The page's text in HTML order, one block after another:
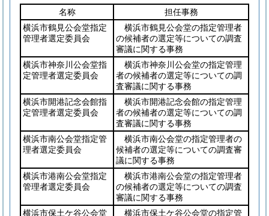
名称
担任事務
横浜市鶴見公会堂指定
管理者選定委員会
横浜市鶴見公会堂の指定管理者
の候補者の選定等についての調査
審議に関する事務
横浜市神奈川公会堂指
定管理者選定委員会
横浜市神奈川公会堂の指定管理
者の候補者の選定等についての調
査審議に関する事務
横浜市開港記念会館指
定管理者選定委員会
横浜市開港記念会館の指定管理
者の候補者の選定等についての調
査審議に関する事務
横浜市南公会堂指定管
理者選定委員会
横浜市南公会堂の指定管理者の
候補者の選定等についての調査審
議に関する事務
横浜市港南公会堂指定
管理者選定委員会
横浜市港南公会堂の指定管理者
の候補者の選定等についての調査
審議に関する事務
横浜市保土ケ谷公会堂
横浜市保土ケ谷公会堂の指定管